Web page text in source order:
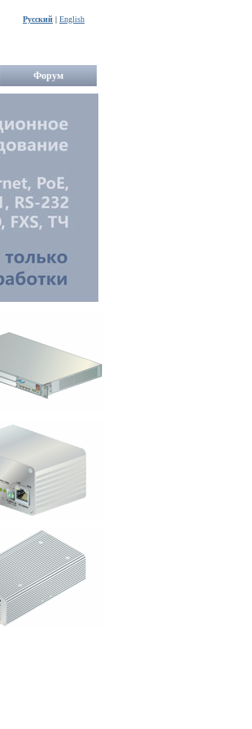
Русский | English
Форум